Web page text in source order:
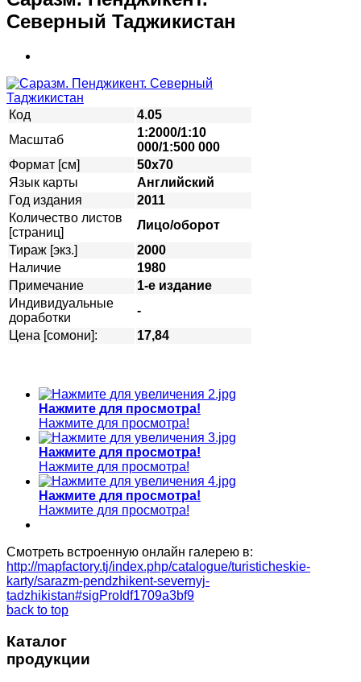
Северный Таджикистан
Код
4.05
Масштаб
1:2000/1:10
000/1:500 000
Формат [см]
50х70
Язык карты
Английский
Год издания
2011
Количество листов
[страниц]
Лицо/оборот
Тираж [экз.]
2000
Наличие
1980
Примечание
1-е издание
Индивидуальные
доработки
-
Цена [сомони]:
17,84
Нажмите для просмотра!
Нажмите для просмотра!
Нажмите для просмотра!
Нажмите для просмотра!
Нажмите для просмотра!
Нажмите для просмотра!
Смотреть встроенную онлайн галерею в:
http://mapfactory.tj/index.php/catalogue/turisticheskie-
karty/sarazm-pendzhikent-severnyj-
tadzhikistan#sigProIdf1709a3bf9
back to top
Каталог
продукции